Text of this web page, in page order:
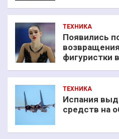
ТЕХНИКА
Появились
фигуристки
ТЕХНИКА
Испания
средств на